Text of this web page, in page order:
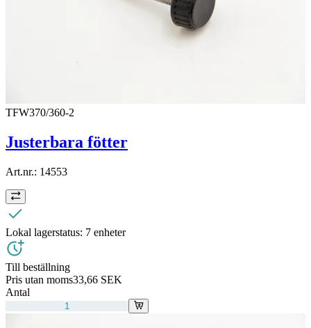
TFW370/360-2
Justerbara fötter
Art.nr.: 14553
Lokal lagerstatus: 7 enheter
Till beställning
Pris utan moms33,66 SEK
Antal